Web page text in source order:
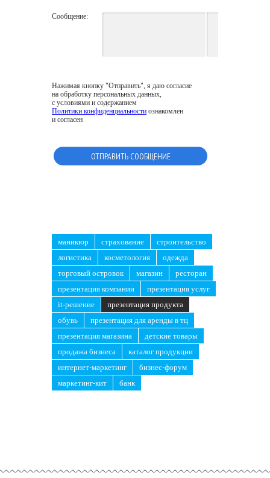
Сообщение:
Нажимая кнопку "Отправить", я даю согласие
на обработку персональных данных,
с условиями и содержанием
Политики конфиденциальности ознакомлен
и согласен
маникюр страхование
строительство
логистика
косметология
одежда
торговый островок
магазин
ресторан
презентация компании
презентация услуг
it-решение
презентация продукта
обувь
презентация для аренды в тц
презентация магазина
детские товары
продажа бизнеса
каталог продукции
интернет-маркетинг
бизнес-форум
маркетинг-кит
банк